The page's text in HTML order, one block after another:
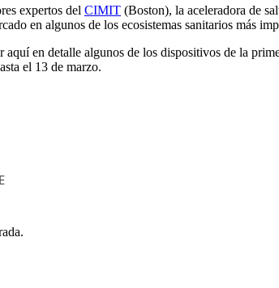
expertos del CIMIT (Boston), la aceleradora de
en algunos de los ecosistemas sanitarios más
aquí en detalle algunos de los dispositivos de la
el 13 de marzo.